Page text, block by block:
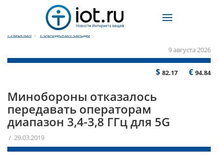
Главная / Городская среда
9 августа 2026
$ 82.17 € 94.84
Минобороны отказалось
передавать операторам
диапазон 3,4-3,8 ГГц для 5G
/ 29.03.2019